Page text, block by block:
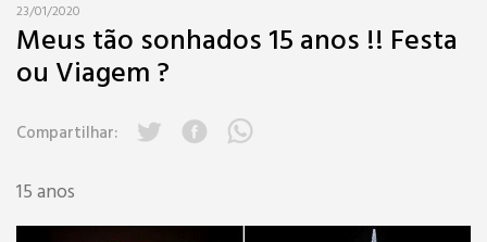
23/01/2020
Meus tão sonhados 15 anos !! Festa
ou Viagem ?
Compartilhar:
15 anos